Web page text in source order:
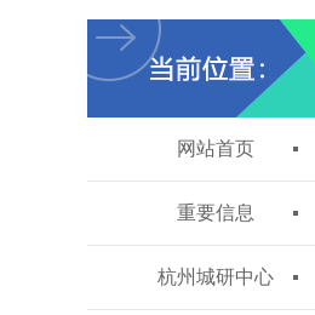
网站首页
重要信息
杭州城研中心